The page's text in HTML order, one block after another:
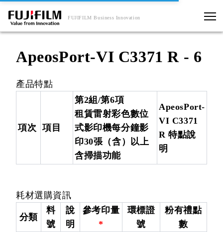
FUJIFILM Business Innovation
ApeosPort-VI C3371 R - 6
產品特點
項次 項目
第2組/第6項
租賃雷射彩色數位
式影印機每分鐘影
印30張（含）以上
含掃描功能
ApeosPort-
VI C3371
R 特點說
明
耗材選購資訊
分類
料
號
說
明
參考印量
*
環標證
號
粉有禮點
數